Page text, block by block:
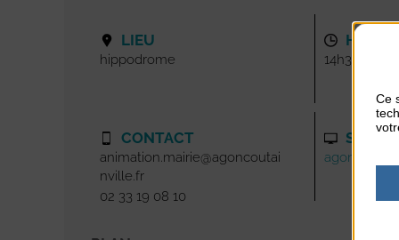
LIEU
hippodrome
CONTACT
animation.mairie@agoncoutai
nville.fr
02 33 19 08 10
14h30-
SITE
Ce